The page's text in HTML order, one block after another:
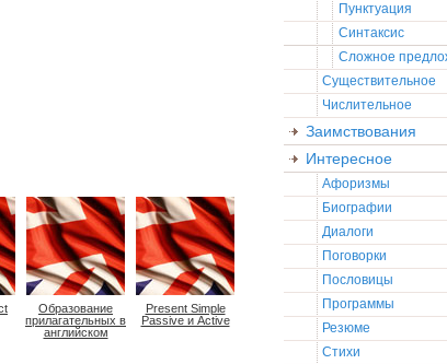
Образование
прилагательных в
английском
Present Simple
Passive и Active
Пунктуация
Синтаксис
Сложное
Существительное
Числительное
Заимствования
Интересное
Афоризмы
Биографии
Диалоги
Поговорки
Пословицы
Программы
Резюме
Стихи